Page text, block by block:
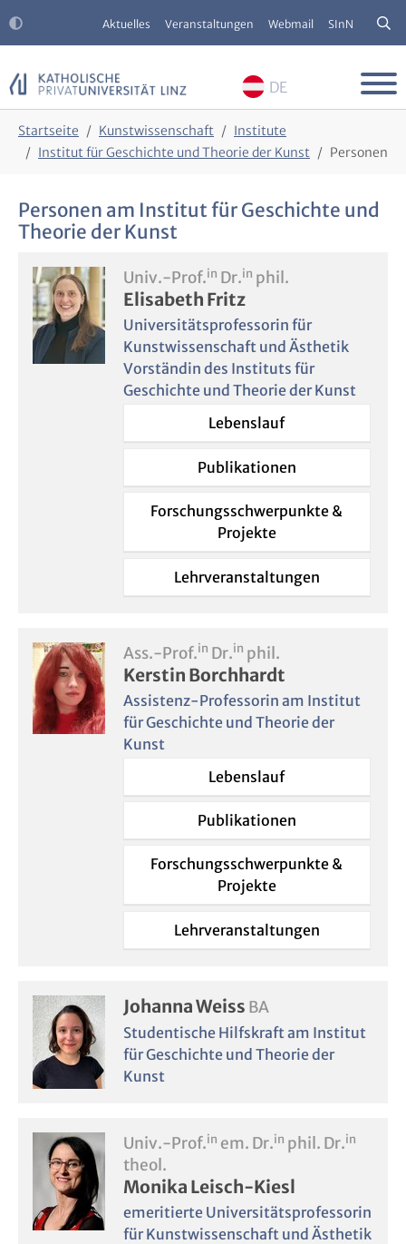
Skip to main content
Skip to page footer
Aktuelles Veranstaltungen Webmail SInN
DE
Startseite Kunstwissenschaft
Institute
Institut für Geschichte und Theorie der Kunst
Personen
Personen am Institut für Geschichte und
Theorie der Kunst
Univ.-Prof.in Dr.in phil.
Elisabeth Fritz
Universitätsprofessorin für
Kunstwissenschaft und Ästhetik
Vorständin des Instituts für
Geschichte und Theorie der Kunst
Lebenslauf
Publikationen
Forschungsschwerpunkte &
Projekte
Lehrveranstaltungen
Ass.-Prof.in Dr.in phil.
Kerstin Borchhardt
Assistenz-Professorin am Institut
für Geschichte und Theorie der
Kunst
Lebenslauf
Publikationen
Forschungsschwerpunkte &
Projekte
Lehrveranstaltungen
Johanna Weiss BA
Studentische Hilfskraft am Institut
für Geschichte und Theorie der
Kunst
Univ.-Prof.in em. Dr.in phil. Dr.in
theol.
Monika Leisch-Kiesl
emeritierte Universitätsprofessorin
für Kunstwissenschaft und Ästhetik